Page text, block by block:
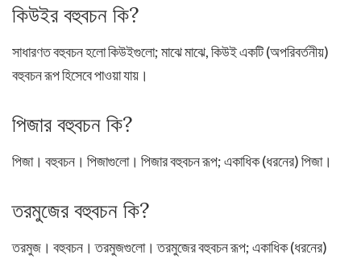
কিউইর বহুবচন কি?
সাধারণত বহুবচন হলো কিউইগুলো; মাঝে মাঝে, কিউই একটি (অপরিবর্তনীয়)
বহুবচন রূপ হিসেবে পাওয়া যায়।
পিজার বহুবচন কি?
পিজা। বহুবচন। পিজাগুলো। পিজার বহুবচন রূপ; একাধিক (ধরনের) পিজা।
তরমুজের বহুবচন কি?
তরমুজ। বহুবচন। তরমুজগুলো। তরমুজের বহুবচন রূপ; একাধিক (ধরনের)